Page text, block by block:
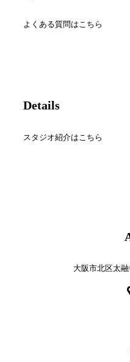
よくある質問はこちら
Details
スタジオ紹介はこちら
大阪市北区太